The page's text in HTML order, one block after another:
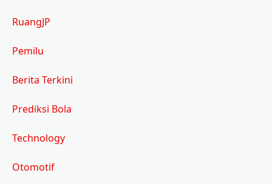
RuangJP
Pemilu
Berita Terkini
Prediksi Bola
Technology
Otomotif